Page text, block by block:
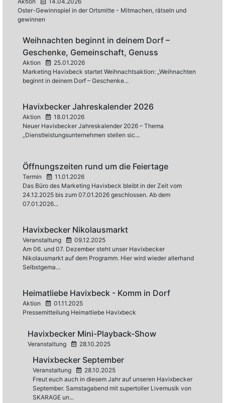
Oster-Gewinnspiel in der Ortsmitte - Mitmachen, rätseln und
gewinnen
Weihnachten beginnt in deinem Dorf –
Geschenke, Gemeinschaft, Genuss
Aktion
25.01.2026
Marketing Havixbeck startet Weihnachtsaktion: „Weihnachten
beginnt in deinem Dorf – Geschenke...
Havixbecker Jahreskalender 2026
Aktion
18.01.2026
Neuer Havixbecker Jahreskalender 2026 – Thema
„Dienstleistungsunternehmen stellen sic...
Öffnungszeiten rund um die Feiertage
Termin
11.01.2026
Das Büro des Marketing Havixbeck bleibt in der Zeit vom
24.12.2025 bis zum 07.01.2026 geschlossen. Ab dem
07.01.2026...
Havixbecker Nikolausmarkt
Veranstaltung
09.12.2025
Am 06. und 07. Dezember steht unser Havixbecker
Nikolausmarkt auf dem Programm. Hier wird wieder allerhand
Selbstgema...
Heimatliebe Havixbeck - Komm in Dorf
Aktion
01.11.2025
Pressemitteilung Heimatliebe Havixbeck
Havixbecker Mini-Playback-Show
Veranstaltung 28.10.2025
Havixbecker September
Veranstaltung
28.10.2025
Freut euch auch in diesem Jahr auf unseren Havixbecker
September. Samstagabend mit supertoller Livemusik von
SKARAGE un...